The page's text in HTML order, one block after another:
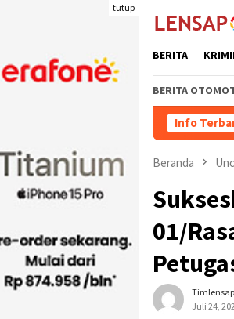
tutup
BERITA
BERITA
Info
Wakil Bupati
Beranda
01/
Juli 24,